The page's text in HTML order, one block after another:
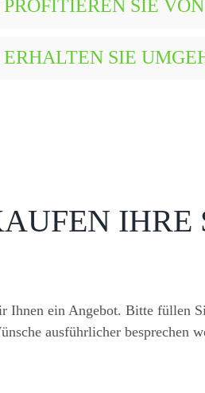
SIE
SIE
IHRE
Ihnen ein Angebot. Bitte füllen
ausführlicher besprechen